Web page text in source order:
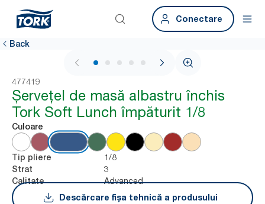
Conectare
Back
1 / 6
477419
Șervețel de masă albastru închis
Tork Soft Lunch împăturit 1/8
Culoare
Tip pliere 1/8
Strat 3
Calitate
Advanced
Descărcare fișa tehnică a produsului